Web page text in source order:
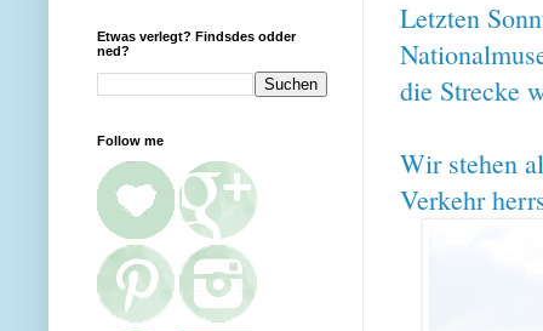
Letzten
die Strecke
Wir stehen
Verkehr
Etwas verlegt? Findsdes odder
ned?
Follow me